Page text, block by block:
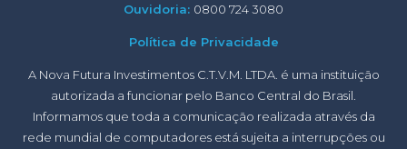
Ouvidoria: 0800 724 3080
Política de Privacidade
A Nova Futura Investimentos C.T.V.M. LTDA. é uma instituição
autorizada a funcionar pelo Banco Central do Brasil.
Informamos que toda a comunicação realizada através da
rede mundial de computadores está sujeita a interrupções ou